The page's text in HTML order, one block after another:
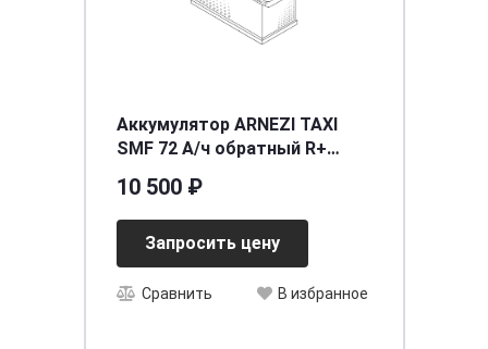
Аккумулятор ARNEZI TAXI
SMF 72 А/ч обратный R+
10 500 ₽
Запросить цену
Сравнить В избранное